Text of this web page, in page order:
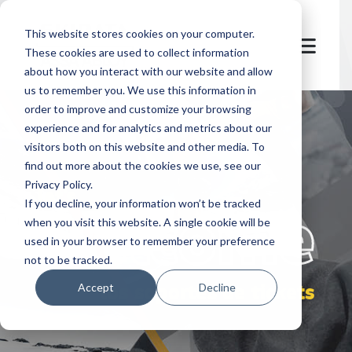
This website stores cookies on your computer.
These cookies are used to collect information
about how you interact with our website and allow
us to remember you. We use this information in
order to improve and customize your browsing
experience and for analytics and metrics about our
visitors both on this website and other media. To
find out more about the cookies we use, see our
Privacy Policy.
If you decline, your information won’t be tracked
when you visit this website. A single cookie will be
used in your browser to remember your preference
not to be tracked.
Accept Decline
let's
welcome
los soportes de tickets